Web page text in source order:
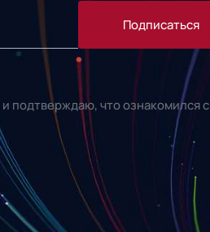
Подписаться
и подтверждаю, что ознакомился с